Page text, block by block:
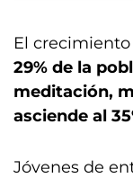
El crecimiento
29% de la
meditación,
asciende al
Jóvenes de